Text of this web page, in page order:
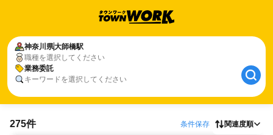
神奈川県大師橋駅
職種を選択してください
業務委託
キーワードを選択してください
275件 条件保存 関連度順